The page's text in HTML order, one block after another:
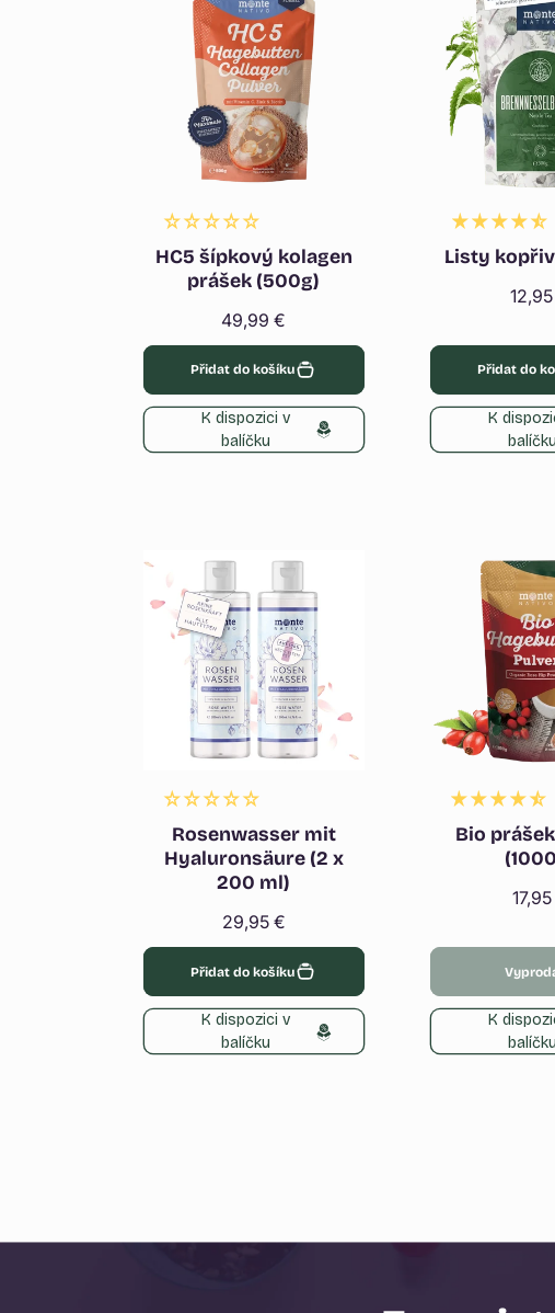
HC5 šípkový kolagen
prášek (500g)
Běžná
cena
49,99 €
Přidat do košíku
K dispozici v
balíčku
Listy
Přidat do
K
balíčku
Rosenwasser mit
Hyaluronsäure (2 x
200 ml)
Běžná
cena
29,95 €
Přidat do košíku
K dispozici v
balíčku
Bio
K
balíčku